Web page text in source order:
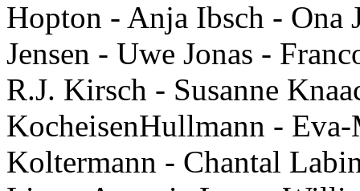
Hopton - Anja Ibsch - Ona
Jensen - Uwe Jonas -
R.J. Kirsch - Susanne
KocheisenHullmann -
Koltermann - Chantal